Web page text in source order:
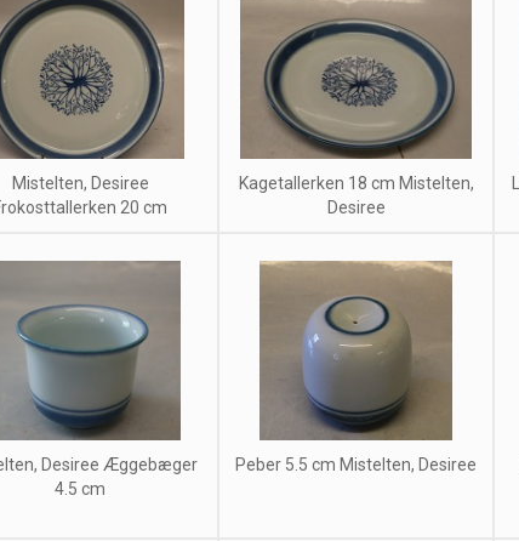
Mistelten, Desiree
20 cm
Kagetallerken 18 cm Mistelten,
Desiree
Desiree Æggebæger
4.5 cm
Peber 5.5 cm Mistelten, Desiree